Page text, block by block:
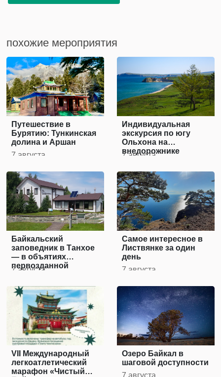
похожие мероприятия
Путешествие в
Бурятию: Тункинская
долина и Аршан
7 августа
Индивидуальная
экскурсия по югу
Ольхона на
внедорожнике
7 августа
Байкальский
заповедник в Танхое
— в объятиях
первозданной
7 августа
Самое интересное в
Листвянке за один
день
7 августа
VII Международный
легкоатлетический
марафон «Чистый
Озеро Байкал в
шаговой доступности
7 августа